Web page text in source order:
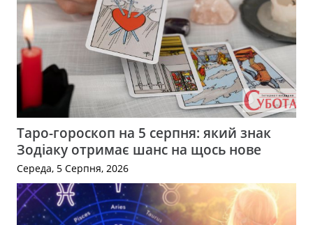
Таро-гороскоп на 5 серпня: який знак
Зодіаку отримає шанс на щось нове
Середа, 5 Серпня, 2026